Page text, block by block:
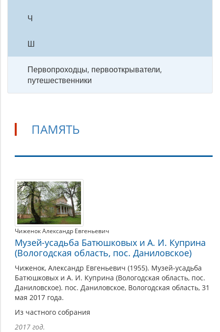
Ч
Ш
Первопроходцы, первооткрыватели,
путешественники
ПАМЯТЬ
Память
Чиженок Александр Евгеньевич
Музей-усадьба Батюшковых и А. И. Куприна
(Вологодская область, пос. Даниловское)
Чиженок, Александр Евгеньевич (1955). Музей-усадьба
Батюшковых и А. И. Куприна (Вологодская область, пос.
Даниловское). пос. Даниловское, Вологодская область, 31
мая 2017 года.
Из частного собрания
2017 год.